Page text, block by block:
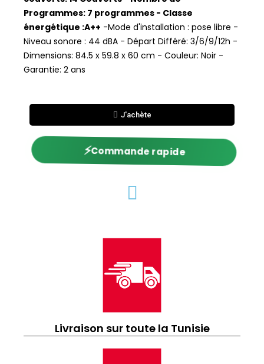
Programmes: 7 programmes - Classe
énergétique :A++ -Mode d'installation : pose libre -
Niveau sonore : 44 dBA - Départ Différé: 3/6/9/12h -
Dimensions: 84.5 x 59.8 x 60 cm - Couleur: Noir -
Garantie: 2 ans
J'achète
⚡Commande rapide
Livraison sur toute la Tunisie